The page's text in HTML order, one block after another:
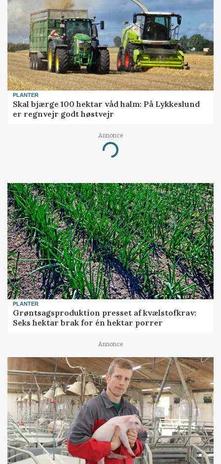
PLANTER
Skal bjærge 100 hektar våd halm: På Lykkeslund
er regnvejr godt høstvejr
Annonce
Loading...
PLANTER
Grøntsagsproduktion presset af kvælstofkrav:
Seks hektar brak for én hektar porrer
Annonce